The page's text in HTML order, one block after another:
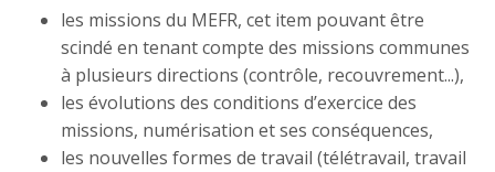
les missions du MEFR, cet item pouvant être
scindé en tenant compte des missions communes
à plusieurs directions (contrôle, recouvrement...),
les évolutions des conditions d’exercice des
missions, numérisation et ses conséquences,
les nouvelles formes de travail (télétravail, travail